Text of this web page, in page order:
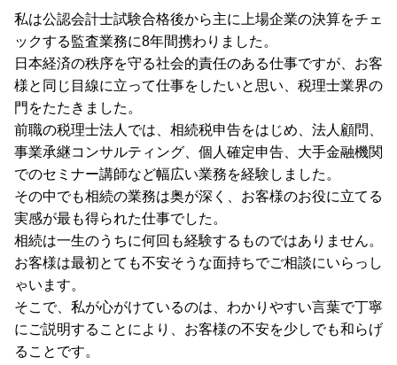
私は公認会計士試験合格後から主に上場企業の決算をチェ
ックする監査業務に8年間携わりました。
日本経済の秩序を守る社会的責任のある仕事ですが、お客
様と同じ目線に立って仕事をしたいと思い、税理士業界の
門をたたきました。
前職の税理士法人では、相続税申告をはじめ、法人顧問、
事業承継コンサルティング、個人確定申告、大手金融機関
でのセミナー講師など幅広い業務を経験しました。
その中でも相続の業務は奥が深く、お客様のお役に立てる
実感が最も得られた仕事でした。
相続は一生のうちに何回も経験するものではありません。
お客様は最初とても不安そうな面持ちでご相談にいらっし
ゃいます。
そこで、私が心がけているのは、わかりやすい言葉で丁寧
にご説明することにより、お客様の不安を少しでも和らげ
ることです。